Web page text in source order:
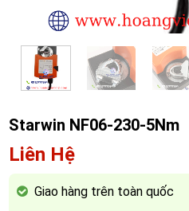
Starwin NF06-230-5Nm
Liên Hệ
Giao hàng trên toàn quốc